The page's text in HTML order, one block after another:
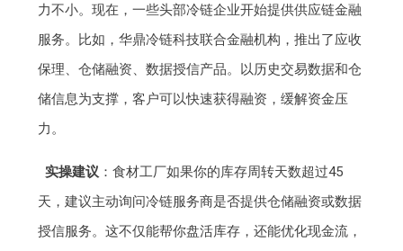
力不小。现在，一些头部冷链企业开始提供供应链金融
服务。比如，华鼎冷链科技联合金融机构，推出了应收
保理、仓储融资、数据授信产品。以历史交易数据和仓
储信息为支撑，客户可以快速获得融资，缓解资金压
力。
实操建议 ：食材工厂如果你的库存周转天数超过45
天，建议主动询问冷链服务商是否提供仓储融资或数据
授信服务。这不仅能帮你盘活库存，还能优化现金流，